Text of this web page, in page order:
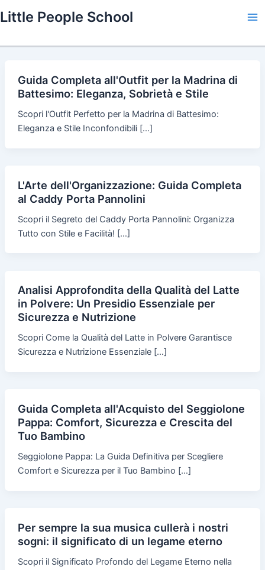
to
Little People School
Guida Completa all'Outfit per la Madrina di
Battesimo: Eleganza, Sobrietà e Stile
Scopri l'Outfit Perfetto per la Madrina di Battesimo:
Eleganza e Stile Inconfondibili […]
L'Arte dell'Organizzazione: Guida Completa
al Caddy Porta Pannolini
Scopri il Segreto del Caddy Porta Pannolini: Organizza
Tutto con Stile e Facilità! […]
Analisi Approfondita della Qualità del Latte
in Polvere: Un Presidio Essenziale per
Sicurezza e Nutrizione
Scopri Come la Qualità del Latte in Polvere Garantisce
Sicurezza e Nutrizione Essenziale […]
Guida Completa all'Acquisto del Seggiolone
Pappa: Comfort, Sicurezza e Crescita del
Tuo Bambino
Seggiolone Pappa: La Guida Definitiva per Scegliere
Comfort e Sicurezza per il Tuo Bambino […]
Per sempre la sua musica cullerà i nostri
sogni: il significato di un legame eterno
Scopri il Significato Profondo del Legame Eterno nella